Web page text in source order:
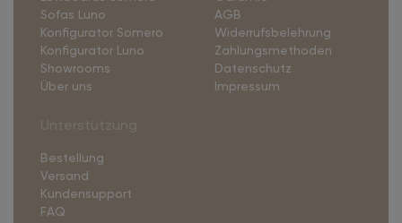
Sofas Luno
Konfigurator Somero
Konfigurator Luno
Showrooms
Über uns
AGB
Widerrufsbelehrung
Zahlungsmethoden
Datenschutz
Impressum
Bestellung
Versand
Kundensupport
FAQ